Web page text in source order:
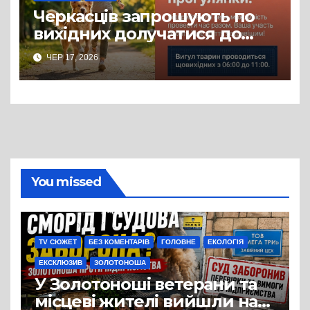
Черкасців запрошують по
вихідних долучатися до
прогулянок із собаками з
комунального Центру
допомоги безпритульним
тваринам
ЧЕР 17, 2026
You missed
TV СЮЖЕТ БЕЗ КОМЕНТАРІВ ГОЛОВНЕ ЕКОЛОГІЯ
ЕКСКЛЮЗИВ ЗОЛОТОНОША
У Золотоноші ветерани та
місцеві жителі вийшли на